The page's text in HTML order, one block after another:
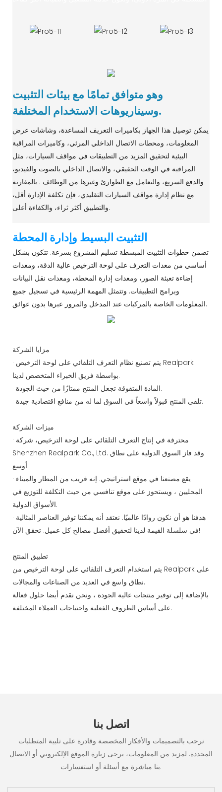
وهو متوافق تمامًا مع بيئات التثبيت
وسيناريوهات الاستخدام المختلفة.
يمكن توصيل هذا الجهاز بكاميرات التعريف المساعدة، وشاشات عرض
المعلومات، ومحطات الاتصال الداخلي المرئي، وكاميرات المراقبة
البيئية لتحقيق المزيد من التطبيقات في مواقف السيارات، مثل
المراقبة في الوقت الحقيقي، والاتصال الداخلي بالصوت والفيديو،
والدفع السريع، والتعامل مع الطوارئ وغيرها من الوظائف . بالمقارنة
مع نظام إدارة مواقف السيارات التقليدي، فإن تكلفة الإدارة أقل،
والتطبيق أكثر ثراء، والكفاءة أعلى.
التثبيت البسيط وإدارة المحطة
تضمن خطوات التثبيت المبسطة تسليم المشروع بسرعة. تتكون بشكل
أساسي من معدات التعرف على لوحة الترخيص عالية الدقة، ومعدات
إضاءة تعبئة الصور، ومعدات إدارة المحطة، ومعدات نقل البيانات
وبرامج التطبيقات. وتتمثل المهمة الرئيسية في تسجيل جميع
المعلومات الخاصة بالمركبات عند المدخل والمرور عبرها بدون عوائق.
مزايا الشركة
· يتم تصنيع نظام التعرف التلقائي على لوحة الترخيص Realpark
بواسطة فريق الخبراء المتخصص لدينا.
· المادة المتفوقة تجعل المنتج ممتازًا من حيث الجودة.
· تلقى المنتج قبولاً واسعاً في السوق لما له من منافع اقتصادية جيدة.
ميزات الشركة
· محترفة في إنتاج التعرف التلقائي على لوحة الترخيص، شركة
Shenzhen Realpark Co., Ltd. وقد فاز السوق الدولية على نطاق
أوسع.
· يقع مصنعنا في موقع استراتيجي. إنه قريب من المطار والميناء
المحليين ، ويستحوز على موقع تنافسي من حيث التكلفة للتوزيع في
الأسواق الدولية.
· هدفنا هو أن نكون روادًا عالميًا. نعتقد أنه يمكننا توفير العناصر المثالية
في سلسلة القيمة لدينا لتحقيق أفضل مصالح كل عميل. تحقق الآن!
تطبيق المنتج
يتم استخدام التعرف التلقائي على لوحة الترخيص من Realpark على
نطاق واسع في العديد من الصناعات والمجالات.
بالإضافة إلى توفير منتجات عالية الجودة ، ونحن نقدم أيضا حلول فعالة
على أساس الظروف الفعلية واحتياجات العملاء المختلفة.
اتصل بنا
نرحب بالتصميمات والأفكار المخصصة وقادرة على تلبية المتطلبات
المحددة. لمزيد من المعلومات، يرجى زيارة الموقع الإلكتروني أو الاتصال
بنا مباشرة مع أسئلة أو استفسارات.